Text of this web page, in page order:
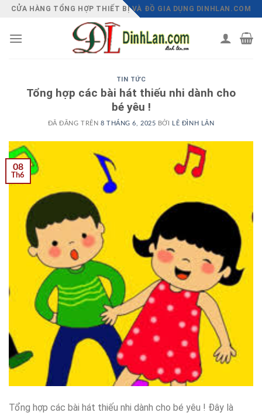
Chuyển
nội
CỬA HÀNG TỔNG HỢP THIẾT BỊ VÀ ĐỒ GIA DỤNG DINHLAN.COM
TIN TỨC
Tổng hợp các bài hát thiếu nhi dành cho
bé yêu !
ĐÃ ĐĂNG TRÊN 8 THÁNG 6, 2025 BỞI LÊ ĐÌNH LÂN
08
Th6
Tổng hợp các bài hát thiếu nhi dành cho bé yêu ! Đây là